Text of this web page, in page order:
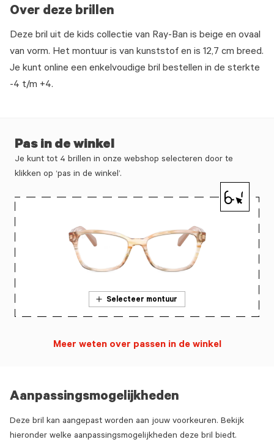
Over deze brillen
Deze bril uit de kids collectie van Ray-Ban is beige en ovaal
van vorm. Het montuur is van kunststof en is 12,7 cm breed.
Je kunt online een enkelvoudige bril bestellen in de sterkte
-4 t/m +4.
Aanpassingsmogelijkheden
Deze bril kan aangepast worden aan jouw voorkeuren. Bekijk
hieronder welke aanpassingsmogelijkheden deze bril biedt.
Pas in de winkel
Je kunt tot 4 brillen in onze webshop selecteren door te
klikken op ‘pas in de winkel’.
Selecteer montuur
Meer weten over passen in de winkel